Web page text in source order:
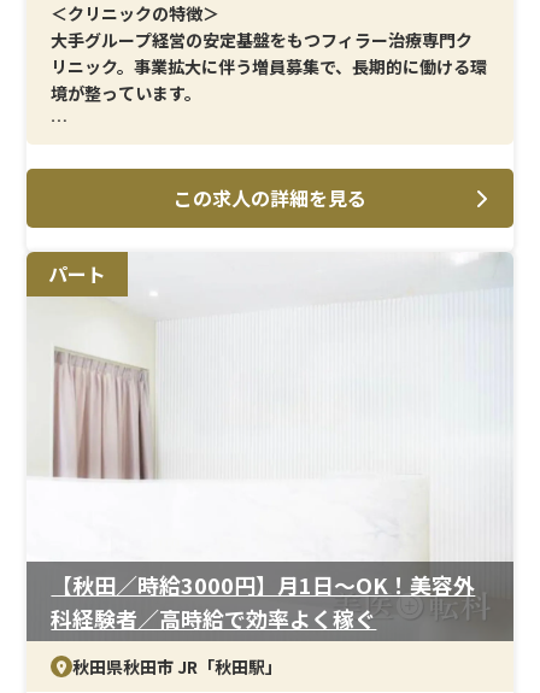
＜クリニックの特徴＞
大手グループ経営の安定基盤をもつフィラー治療専門ク
リニック。事業拡大に伴う増員募集で、長期的に働ける環
境が整っています。
＜メイン施術＞
ヒアルロン酸注入を中心に、解剖学に基づいた安全で確
実な施術を提供。
＜研修制度＞
未経験でも安心のフォロー体制。基本業務から丁寧に指
＜待遇＞
賞与4ヶ月分（昨年実績）・昇給年2回。交通費全額支給
や社会保険完備など、基本をしっかり押さえた待遇です。
この求人の詳細を見る
パート
【秋田／時給3000円】月1日～OK！美容外
科経験者／高時給で効率よく稼ぐ
秋田県秋田市 JR「秋田駅」